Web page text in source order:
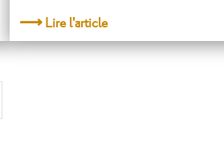
Lire l'article